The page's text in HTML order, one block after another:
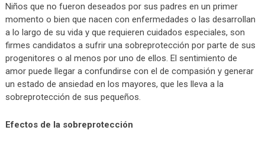
Niños que no fueron deseados por sus padres en un primer
momento o bien que nacen con enfermedades o las desarrollan
a lo largo de su vida y que requieren cuidados especiales, son
firmes candidatos a sufrir una sobreprotección por parte de sus
progenitores o al menos por uno de ellos. El sentimiento de
amor puede llegar a confundirse con el de compasión y generar
un estado de ansiedad en los mayores, que les lleva a la
sobreprotección de sus pequeños.
Efectos de la sobreprotección